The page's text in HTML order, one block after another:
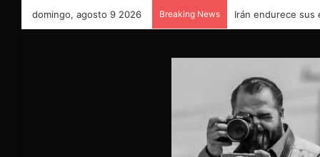
domingo, agosto 9 2026 Breaking News Irán endurece sus